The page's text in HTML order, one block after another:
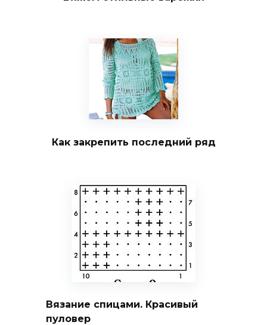
Как закрепить последний ряд
Вязание спицами. Красивый
пуловер